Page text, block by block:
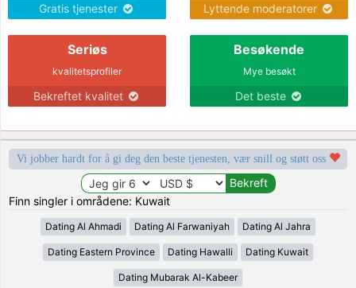
Gratis tjenester Lyttende moderatorer
Seriøs
kvalitetsprofiler
Bekreftet kvalitet
Besøkende
Mye besøkt
Det beste
Vi jobber hardt for å gi deg den beste tjenesten, vær snill og støtt oss
Finn singler i områdene: Kuwait
Dating Al Ahmadi Dating Al Farwaniyah Dating Al Jahra
Dating Eastern Province Dating Hawalli Dating Kuwait
Dating Mubarak Al-Kabeer